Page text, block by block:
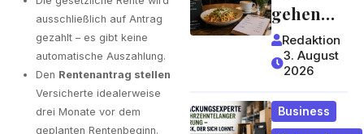
ausschließlich auf Antrag
gezahlt – es gibt keine
automatische Auszahlung.
Den Rentenantrag stellen
Versicherte idealerweise
drei Monate vor dem
geplanten Rentenbeginn.
achten
sollten
gehen
wird zum
Luxus?
Wie
Gastrono
miepreis
Redaktion
3. August
2026
Business